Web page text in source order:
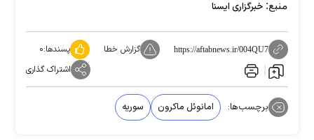
منبع: خبرگزاری ایسنا
https://aftabnews.ir/004QU7 گزارش خطا پسندها:۰
اشتراک گذاری
برچسب‌ها: امانوئل ماکرون سوریه